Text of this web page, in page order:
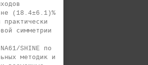
(18.4±6.1)%
симметрии
методик и